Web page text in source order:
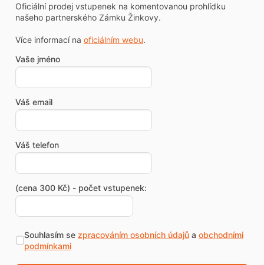
Oficiální prodej vstupenek na komentovanou prohlídku
našeho partnerského Zámku Žinkovy.
Více informací na oficiálním webu.
Vaše jméno
Váš email
Váš telefon
(cena 300 Kč) - počet vstupenek:
Souhlasím se zpracováním osobních údajůa obchodními
podmínkami